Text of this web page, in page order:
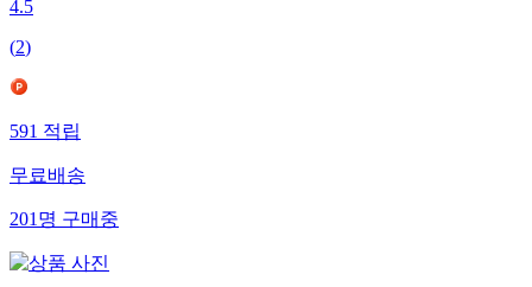
4.5
(2)
591 적립
무료배송
201 명 구매중